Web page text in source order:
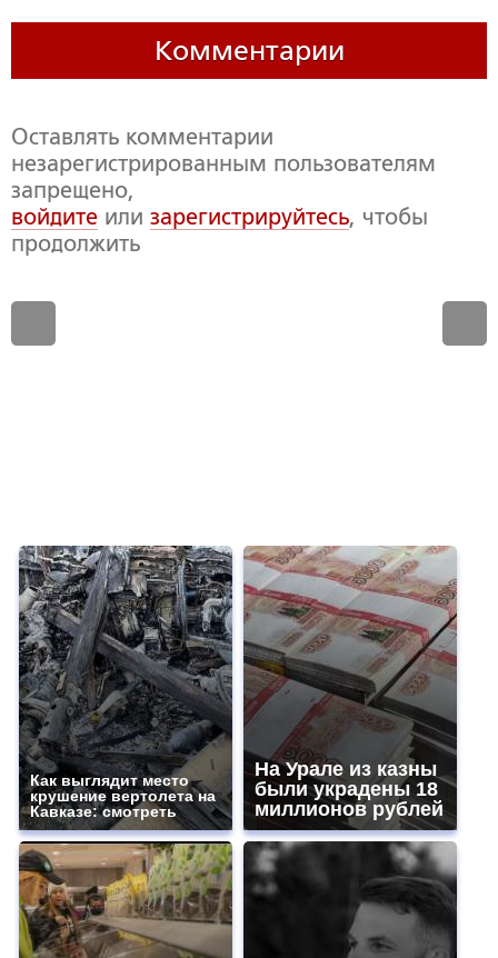
Комментарии
Оставлять комментарии
незарегистрированным пользователям
запрещено,
войдите или зарегистрируйтесь, чтобы
продолжить
Как выглядит место
крушение вертолета на
Кавказе: смотреть
На Урале из казны
были украдены 18
миллионов рублей